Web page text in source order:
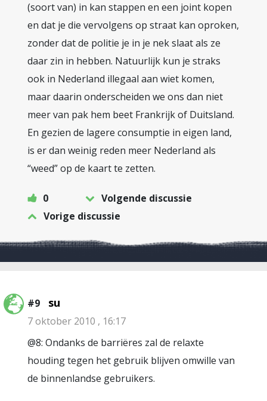
(soort van) in kan stappen en een joint kopen
en dat je die vervolgens op straat kan oproken,
zonder dat de politie je in je nek slaat als ze
daar zin in hebben. Natuurlijk kun je straks
ook in Nederland illegaal aan wiet komen,
maar daarin onderscheiden we ons dan niet
meer van pak hem beet Frankrijk of Duitsland.
En gezien de lagere consumptie in eigen land,
is er dan weinig reden meer Nederland als
“weed” op de kaart te zetten.
0
Volgende discussie
Vorige discussie
#9 su
7 oktober 2010 , 16:17
@8: Ondanks de barriëres zal de relaxte
houding tegen het gebruik blijven omwille van
de binnenlandse gebruikers.